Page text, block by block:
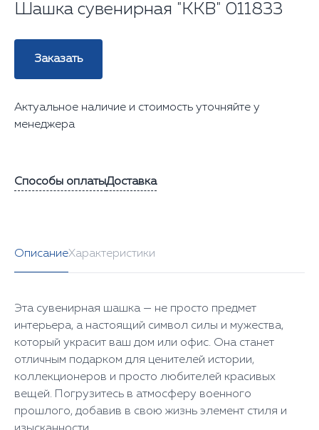
Шашка сувенирная "ККВ" 011833
Заказать
Актуальное наличие и стоимость уточняйте у
менеджера
Способы оплатыДоставка
ОписаниеХарактеристики
Эта сувенирная шашка — не просто предмет
интерьера, а настоящий символ силы и мужества,
который украсит ваш дом или офис. Она станет
отличным подарком для ценителей истории,
коллекционеров и просто любителей красивых
вещей. Погрузитесь в атмосферу военного
прошлого, добавив в свою жизнь элемент стиля и